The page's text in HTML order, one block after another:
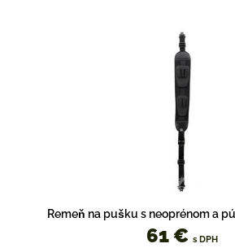
Remeň na pušku s neoprénom a
61 € s DPH